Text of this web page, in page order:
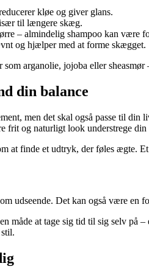
kløe og giver glans.
til længere skæg.
– almindelig shampoo kan være
og hjælper med at forme skægget.
arganolie, jojoba eller sheasmør
din balance
men det skal også passe til
frit og naturligt look understrege din
at finde et udtryk, der føles ægte.
udseende. Det kan også være
måde at tage sig tid til sig selv på